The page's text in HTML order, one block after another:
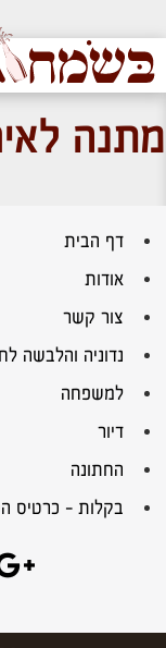
מתנה
דף הבית
אודות
צור קשר
נדוניה והלבשה
למשפחה
דיור
החתונה
בקלות – כרטיס